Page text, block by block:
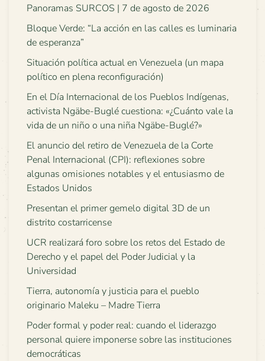
Panoramas SURCOS | 7 de agosto de 2026
Bloque Verde: “La acción en las calles es luminaria
de esperanza”
Situación política actual en Venezuela (un mapa
político en plena reconfiguración)
En el Día Internacional de los Pueblos Indígenas,
activista Ngäbe-Buglé cuestiona: «¿Cuánto vale la
vida de un niño o una niña Ngäbe-Buglé?»
El anuncio del retiro de Venezuela de la Corte
Penal Internacional (CPI): reflexiones sobre
algunas omisiones notables y el entusiasmo de
Estados Unidos
Presentan el primer gemelo digital 3D de un
distrito costarricense
UCR realizará foro sobre los retos del Estado de
Derecho y el papel del Poder Judicial y la
Universidad
Tierra, autonomía y justicia para el pueblo
originario Maleku – Madre Tierra
Poder formal y poder real: cuando el liderazgo
personal quiere imponerse sobre las instituciones
democráticas